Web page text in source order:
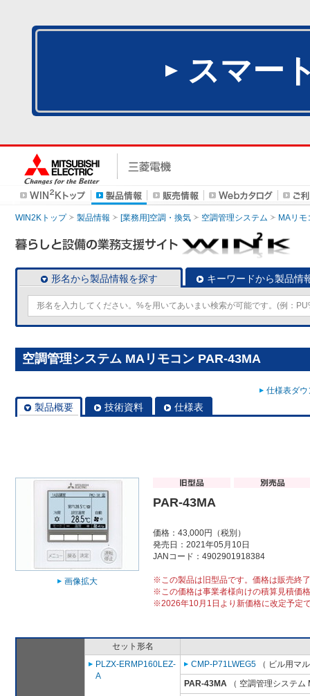
スマー
WIN2Kトップ 製品情報 [業務用]空調・換気 空調管理システム MAリモ
形名から製品情報を探す キーワードから製品情
空調管理システム MAリモコン PAR-43MA
仕様表ダ
製品概要 技術資料 仕様表
画像拡大
PAR-43MA
価格：43,000円（税別）
発売日：2021年05月10日
JANコード：4902901918384
※この製品は旧型品です。価格は販売終
※この価格は事業者様向けの積算見積価
※2026年10月1日より新価格に改定予定
セット形名
PLZX-ERMP160LEZ-
A
CMP-P71LWEG5 （ ビル用マ
PAR-43MA （ 空調管理システム